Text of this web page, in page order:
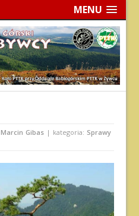
MENU
Marcin Gibas | kategoria: Sprawy